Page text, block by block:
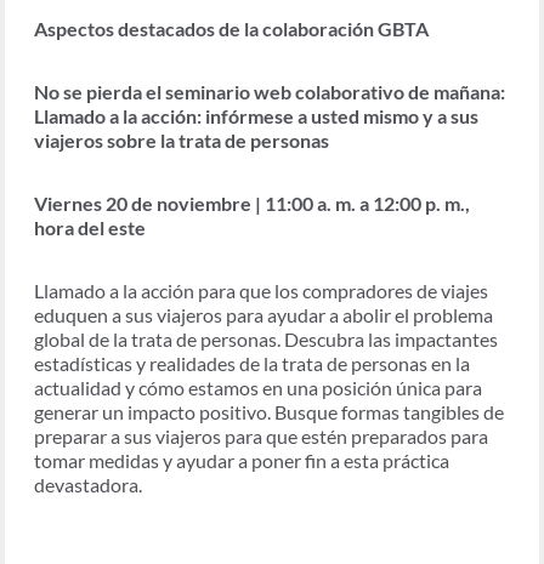
Aspectos destacados de la colaboración GBTA
No se pierda el seminario web colaborativo de mañana:
Llamado a la acción: infórmese a usted mismo y a sus
viajeros sobre la trata de personas
Viernes 20 de noviembre | 11:00 a. m. a 12:00 p. m.,
hora del este
Llamado a la acción para que los compradores de viajes
eduquen a sus viajeros para ayudar a abolir el problema
global de la trata de personas. Descubra las impactantes
estadísticas y realidades de la trata de personas en la
actualidad y cómo estamos en una posición única para
generar un impacto positivo. Busque formas tangibles de
preparar a sus viajeros para que estén preparados para
tomar medidas y ayudar a poner fin a esta práctica
devastadora.